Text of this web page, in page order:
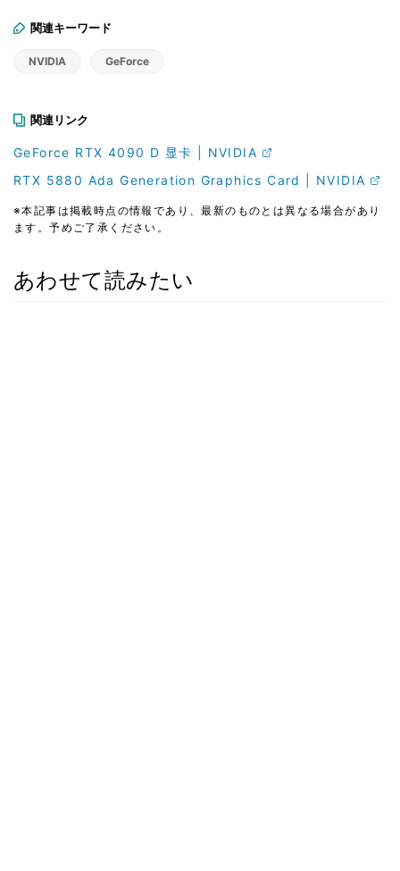
関連キーワード
NVIDIA GeForce
関連リンク
GeForce RTX 4090 D 显卡 | NVIDIA
RTX 5880 Ada Generation Graphics Card | NVIDIA
※本記事は掲載時点の情報であり、最新のものとは異なる場合があり
ます。予めご了承ください。
あわせて読みたい